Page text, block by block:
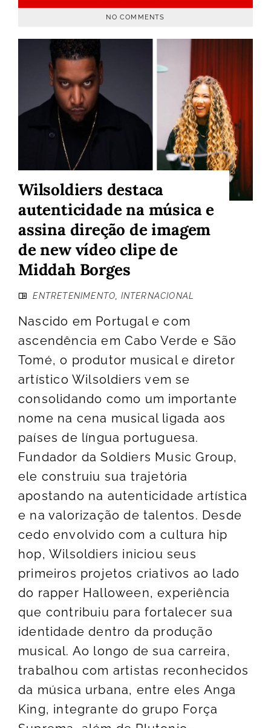
NO COMMENTS
Wilsoldiers destaca
autenticidade na música e
assina direção de imagem
de new vídeo clipe de
Middah Borges
ENTRETENIMENTO INTERNACIONAL
Nascido em Portugal e com
ascendência em Cabo Verde e São
Tomé, o produtor musical e diretor
artístico Wilsoldiers vem se
consolidando como um importante
nome na cena musical ligada aos
países de língua portuguesa.
Fundador da Soldiers Music Group,
ele construiu sua trajetória
apostando na autenticidade artística
e na valorização de talentos. Desde
cedo envolvido com a cultura hip
hop, Wilsoldiers iniciou seus
primeiros projetos criativos ao lado
do rapper Halloween, experiência
que contribuiu para fortalecer sua
identidade dentro da produção
musical. Ao longo de sua carreira,
trabalhou com artistas reconhecidos
da música urbana, entre eles Anga
King, integrante do grupo Força